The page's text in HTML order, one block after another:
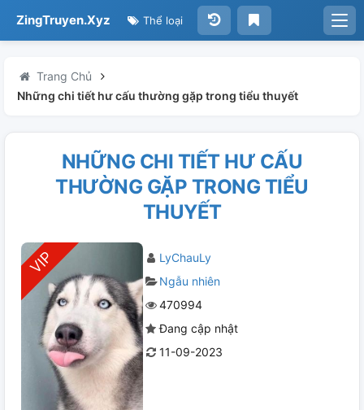
ZingTruyen.Xyz Thể loại
Trang Chủ
Những chi tiết hư cấu thường gặp trong tiểu thuyết
NHỮNG CHI TIẾT HƯ CẤU
THƯỜNG GẶP TRONG TIỂU
THUYẾT
LyChauLy
Ngẫu nhiên
470994
Đang cập nhật
11-09-2023